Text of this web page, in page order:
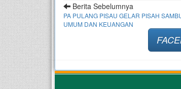
Berita Sebelumnya
PA PULANG PISAU GELAR PISAH
UMUM DAN KEUANGAN